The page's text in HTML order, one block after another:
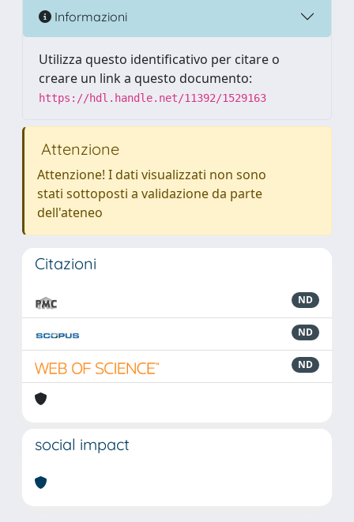
Informazioni
Utilizza questo identificativo per citare o
creare un link a questo documento:
https://hdl.handle.net/11392/1529163
Attenzione
Attenzione! I dati visualizzati non sono
stati sottoposti a validazione da parte
dell'ateneo
Citazioni
ND
ND
ND
social impact